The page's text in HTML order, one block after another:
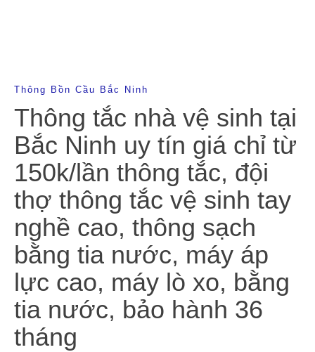
Thông Bồn Cầu Bắc Ninh
Thông tắc nhà vệ sinh tại
Bắc Ninh uy tín giá chỉ từ
150k/lần thông tắc, đội
thợ thông tắc vệ sinh tay
nghề cao, thông sạch
bằng tia nước, máy áp
lực cao, máy lò xo, bằng
tia nước, bảo hành 36
tháng